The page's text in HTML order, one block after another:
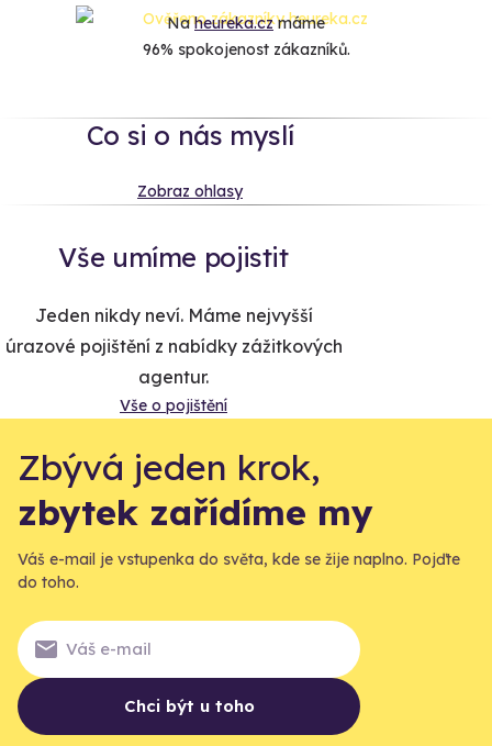
Naheureka.czmáme
96% spokojenost zákazníků.
Co si o nás myslí
Zobraz ohlasy
Vše umíme pojistit
Jeden nikdy neví. Máme nejvyšší
úrazové pojištění z nabídky zážitkových
agentur.
Vše o pojištění
Zbývá jeden krok,
zbytek zařídíme my
Váš e-mail je vstupenka do světa, kde se žije naplno. Pojďte
do toho.
Chci být u toho